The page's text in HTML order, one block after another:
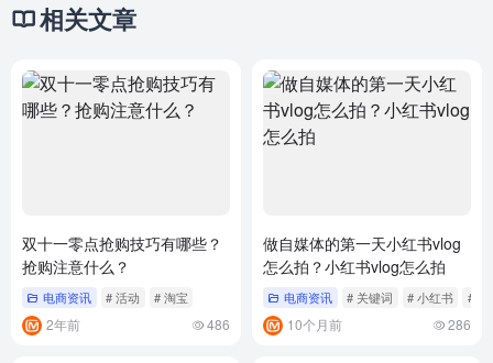
相关文章
双十一零点抢购技巧有哪些？
抢购注意什么？
电商资讯 # 活动 # 淘宝
2年前 486
做自媒体的第一天小红书vlog
怎么拍？小红书vlog怎么拍
电商资讯 # 关键词 # 小红书 # 引
10个月前 286